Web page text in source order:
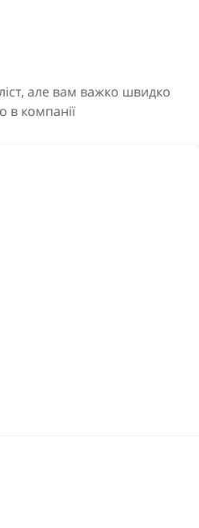
але вам важко швидко
в компанії